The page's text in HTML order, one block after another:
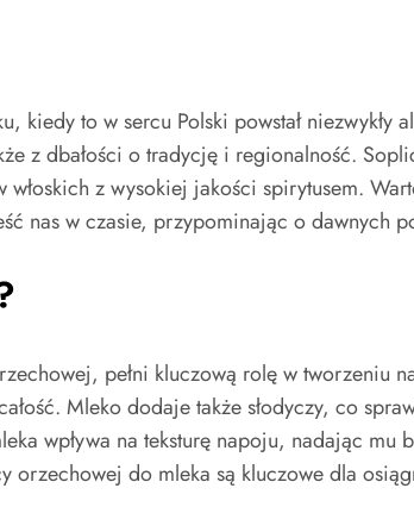
kiedy to w sercu Polski powstał
z dbałości o tradycję i regionalność.
z wysokiej jakości spirytusem.
nas w czasie, przypominając o dawnych
pełni kluczową rolę w tworzeniu
Mleko dodaje także słodyczy, co
wpływa na teksturę napoju, nadając
do mleka są kluczowe dla